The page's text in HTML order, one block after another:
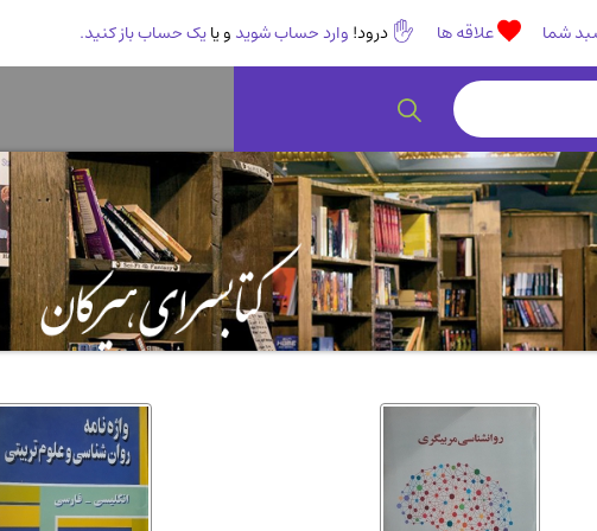
شما علاقه ها درود! وارد حساب شوید و یایک حساب باز کنید.
رمان و داستان ایرانی
انگلیسی و زبان خارجی
روانشناسی(112) طب
ادبیات و شعر(511)
اقتصادی، بازاریابی و مالی(56)
پزشکی (140)
آشپزی و خوراکی(25)
عرفانی و سلوک(45)
علوم غریبه و شهودی
کتاب های قدیمی دینی و مذهبی
کتاب چاپ سنگی و کتاب خطی قدیمی